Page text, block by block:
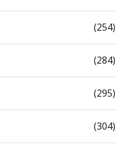
(254)
(284)
(295)
(304)